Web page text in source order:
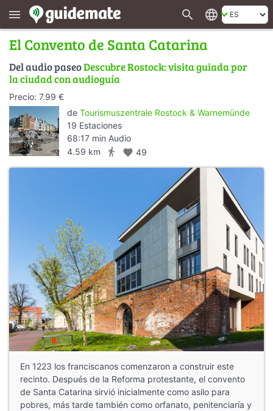
menu search language
El Convento de Santa Catarina
Del audio paseoDescubre Rostock: visita guiada por
la ciudad con audioguía
Precio: 7.99 €
de Tourismuszentrale Rostock & Warnemünde
19 Estaciones
68:17 min Audio
4.59 km
directions_walk favorite 49
En 1223 los franciscanos comenzaron a construir este
recinto. Después de la Reforma protestante, el convento
de Santa Catarina sirvió inicialmente como asilo para
pobres, más tarde también como orfanato, penitenciaría y